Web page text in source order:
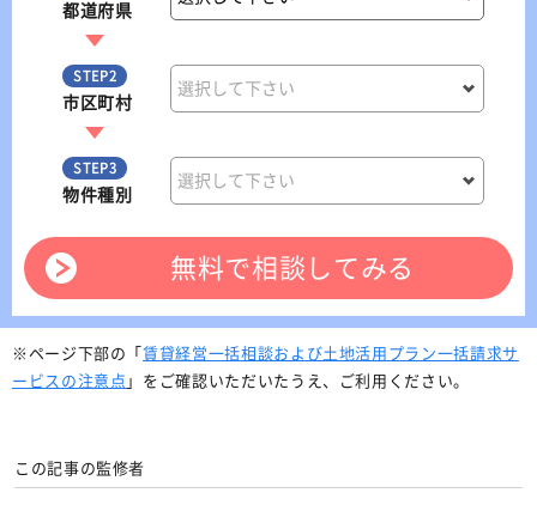
都道府県
STEP2
市区町村
STEP3
物件種別
無料で相談してみる
※ページ下部の「賃貸経営一括相談および土地活用プラン一括請求サ
ービスの注意点 」をご確認いただいたうえ、ご利用ください。
この記事の監修者